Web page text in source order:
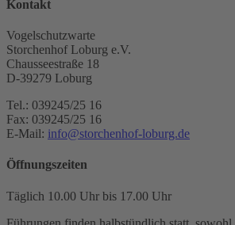
Kontakt
Vogelschutzwarte
Storchenhof Loburg e.V.
Chausseestraße 18
D-39279 Loburg
Tel.: 039245/25 16
Fax: 039245/25 16
E-Mail: info@storchenhof-loburg.de
Öffnungszeiten
Täglich 10.00 Uhr bis 17.00 Uhr